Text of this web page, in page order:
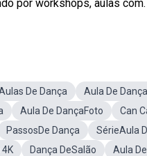
por workshops, aulas
De Dança Aula De
Aula De DançaFoto Can
PassosDe Dança SérieAula
Dança DeSalão Aula